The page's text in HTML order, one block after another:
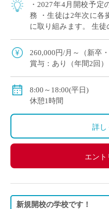
・2027年4月開校予
務 ・生徒は2年次に各
に取り組みます。 生
ご興味がある方など、
※月に1回程度、地域
260,000円/月～（新卒
賞与：あり（年間2回）
8:00～18:00(平日)
休憩1時間
詳し
エント
新規開校の学校です！